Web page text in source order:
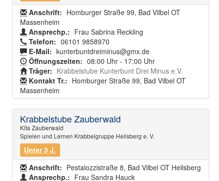
Anschrift: Homburger Straße 99, Bad Vilbel OT
Massenheim
Ansprechp.: Frau Sabrina Reckling
Telefon: 06101 9858970
E-Mail: kunterbuntdreiminus@gmx.de
Öffnungszeiten: 08:00 Uhr - 17:00 Uhr
Träger: Krabbelstube Kunterbunt Drei Minus e.V.
Kontakt Tr.: Homburger Straße 99, Bad Vilbel OT
Massenheim
Krabbelstube Zauberwald
Kita Zauberwald
Spielen und Lernen Krabbelgruppe Heilsberg e. V.
Unter 3 J.
Anschrift: Pestalozzistraße 8, Bad Vilbel OT Heilsberg
Ansprechp.: Frau Sandra Hauck